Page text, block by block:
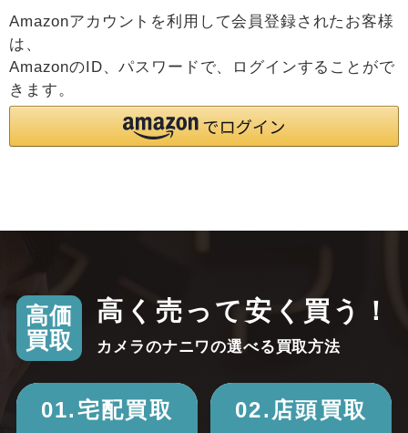
Amazonアカウントを利用して会員登録されたお客様
は、
AmazonのID、パスワードで、ログインすることがで
きます。
高価
買取
高く売って安く買う！
カメラのナニワの選べる買取方法
01.宅配買取 02.店頭買取